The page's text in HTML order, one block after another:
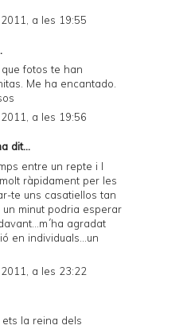
a les 19:55
fotos te han
Me ha encantado.
a les 19:56
dit...
entre un repte i l
ràpidament per les
te uns casatiellos tan
minut podria esperar
agradat
en individuals...un
a les 23:22
la reina dels